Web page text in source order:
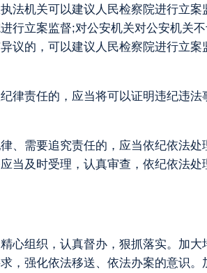
法机关可以建议人民检察院进行立案
行立案监督;对公安机关对公安机关
议的，可以建议人民检察院进行立案
律责任的，应当将可以证明违纪违法
、需要追究责任的，应当依纪依法处
当及时受理，认真审查，依纪依法处
心组织，认真督办，狠抓落实。加大
，强化依法移送、依法办案的意识。